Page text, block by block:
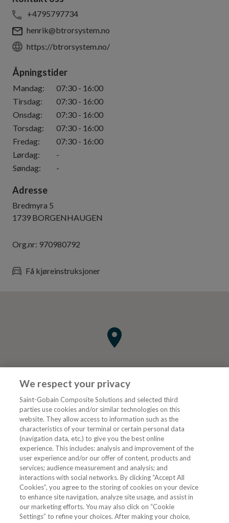
+4795797734
henrik@btrorsystem.no
https://btrorsystem.no/
Åpningstider
Mandag: 07:30 - 16:00
Tirsdag: 07:30 - 16:00
Onsdag: 07:30 - 16:00
Torsdag: 07:30 - 16:00
Fredag: 07:30 - 16:00
Lørdag:
-
Søndag: -
Adresse
Bredmyra 5
1739 BORGENHAUGEN
Org.nr: 970980792
Få kjøreinstruksjoner
Tjenester
VVS Fagmann
Følg oss
We respect your privacy
Saint-Gobain Composite Solutions and selected third
parties use cookies and/or similar technologies on this
website. They allow access to information such as the
characteristics of your terminal or certain personal data
(navigation data, etc.) to give you the best online
experience. This includes: analysis and improvement of the
user experience and/or our offer of content, products and
services; audience measurement and analysis; and
interactions with social networks. By clicking “Accept All
Cookies”, you agree to the storing of cookies on your device
to enhance site navigation, analyze site usage, and assist in
our marketing efforts. You may also click on “Cookie
Settings” to refine your choices. After making your choice,